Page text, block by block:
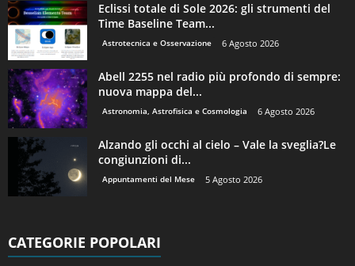
Eclissi totale di Sole 2026: gli strumenti del
Time Baseline Team...
Astrotecnica e Osservazione 6 Agosto 2026
Abell 2255 nel radio più profondo di sempre:
nuova mappa del...
Astronomia, Astrofisica e Cosmologia 6 Agosto 2026
Alzando gli occhi al cielo – Vale la sveglia?Le
congiunzioni di...
Appuntamenti del Mese 5 Agosto 2026
CATEGORIE POPOLARI